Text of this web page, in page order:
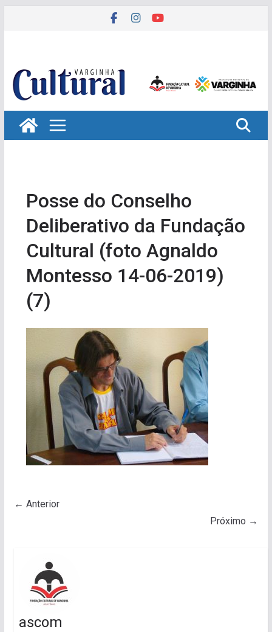
Posse do Conselho
Deliberativo da Fundação
Cultural (foto Agnaldo
Montesso 14-06-2019)
(7)
← Anterior
Próximo →
ascom